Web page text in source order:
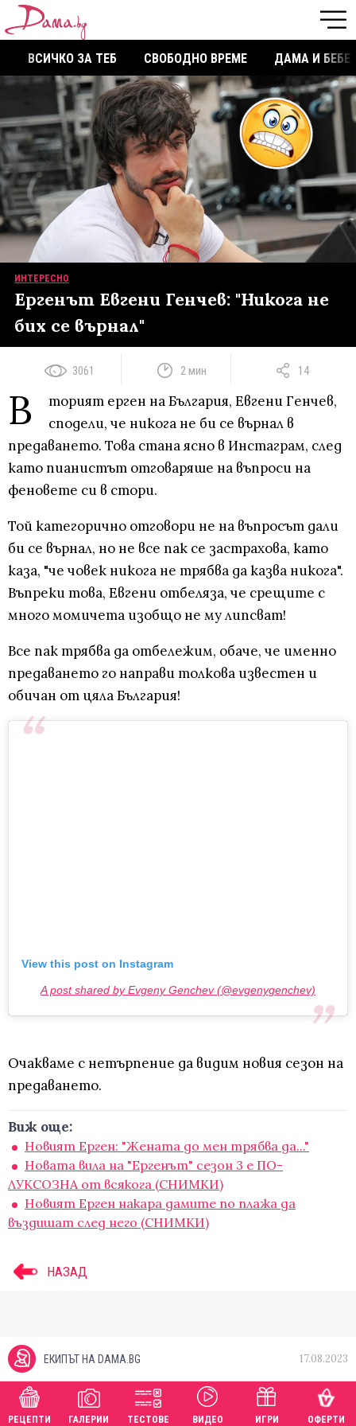
ВСИЧКО ЗА ТЕБ СВОБОДНО ВРЕМЕ ДАМА И БЕБЕ
ИНТЕРЕСНО
Ергенът Евгени Генчев: "Никога не
бих се върнал"
3061 2 мин 14
В
торият ерген на България, Евгени Генчев,
сподели, че никога не би се върнал в
предаването. Това стана ясно в Инстаграм, след
като пианистът отговаряше на въпроси на
феновете си в стори.
Той категорично отговори не на въпросът дали
би се върнал, но не все пак се застрахова, като
каза, "че човек никога не трябва да казва никога".
Въпреки това, Евгени отбеляза, че срещите с
много момичета изобщо не му липсват!
Все пак трябва да отбележим, обаче, че именно
предаването го направи толкова известен и
обичан от цяла България!
View this post on Instagram
A post shared by Evgeny Genchev (@evgenygenchev)
Очакваме с нетърпение да видим новия сезон на
предаването.
Виж още:
Новият Ерген: "Жената до мен трябва да..."
Новата вила на "Ергенът" сезон 3 е ПО-
ЛУКСОЗНА от всякога (СНИМКИ)
Новият Ерген накара дамите по плажа да
въздишат след него (СНИМКИ)
НАЗАД
ЕКИПЪТ НА DAMA.BG 17.08.2023
РЕЦЕПТИ ГАЛЕРИИ ТЕСТОВЕ ВИДЕО ИГРИ ОФЕРТИ